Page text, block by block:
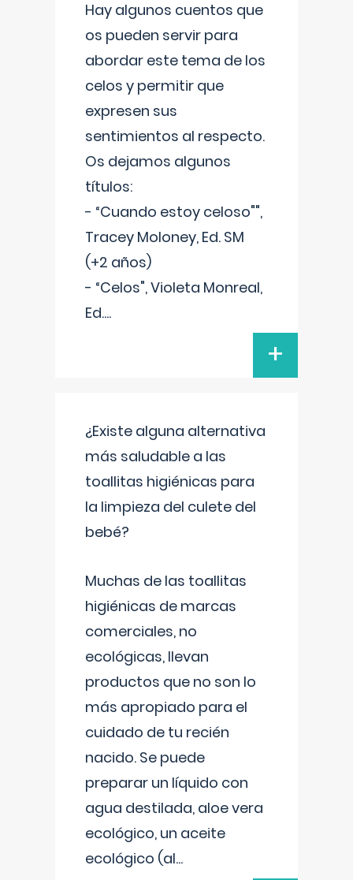
Hay algunos cuentos que
os pueden servir para
abordar este tema de los
celos y permitir que
expresen sus
sentimientos al respecto.
Os dejamos algunos
títulos:
- “Cuando estoy celoso"",
Tracey Moloney, Ed. SM
(+2 años)
- “Celos", Violeta Monreal,
Ed....
+
¿Existe alguna alternativa
más saludable a las
toallitas higiénicas para
la limpieza del culete del
bebé?
Muchas de las toallitas
higiénicas de marcas
comerciales, no
ecológicas, llevan
productos que no son lo
más apropiado para el
cuidado de tu recién
nacido. Se puede
preparar un líquido con
agua destilada, aloe vera
ecológico, un aceite
ecológico (al...